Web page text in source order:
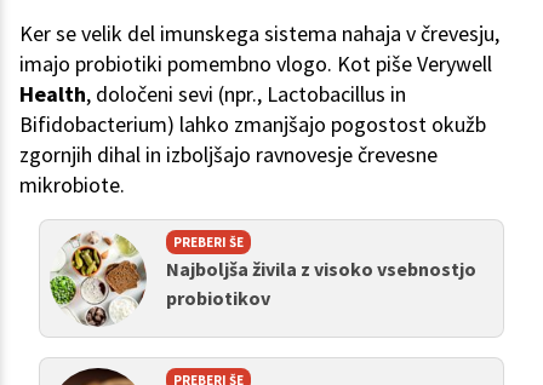
Ker se velik del imunskega sistema nahaja v črevesju,
imajo probiotiki pomembno vlogo. Kot piše Verywell
Health, določeni sevi (npr., Lactobacillus in
Bifidobacterium) lahko zmanjšajo pogostost okužb
zgornjih dihal in izboljšajo ravnovesje črevesne
mikrobiote.
PREBERI ŠE
Najboljša živila z visoko vsebnostjo
probiotikov
PREBERI ŠE